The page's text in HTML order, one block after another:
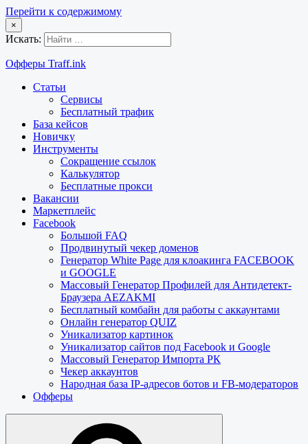
Перейти к содержимому
×
Искать:
Офферы Traff.ink
Статьи
Сервисы
Бесплатный трафик
База кейсов
Новичку
Инструменты
Сокращение ссылок
Калькулятор
Бесплатные прокси
Вакансии
Маркетплейс
Facebook
Большой FAQ
Продвинутый чекер доменов
Генератор White Page для клоакинга FACEBOOK
и GOOGLE
Массовый Генератор Профилей для Антидетект-
Браузера AEZAKMI
Бесплатный комбайн для работы с аккаунтами
Онлайн генератор QUIZ
Уникализатор картинок
Уникализатор сайтов под Facebook и Google
Массовый Генератор Импорта РК
Чекер аккаунтов
Народная база IP-адресов ботов и FB-модераторов
Офферы